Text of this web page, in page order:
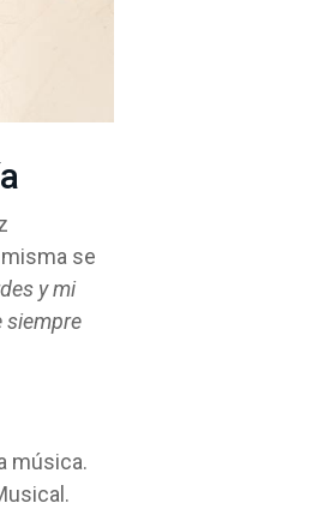
misma se
y mi
siempre
música.